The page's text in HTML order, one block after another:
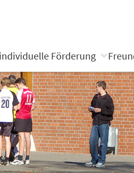
Förderung